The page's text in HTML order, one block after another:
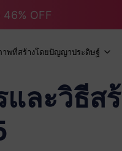
OFF
าพที่สร้างโดยปัญญาประดิษฐ์
ละวิธีส